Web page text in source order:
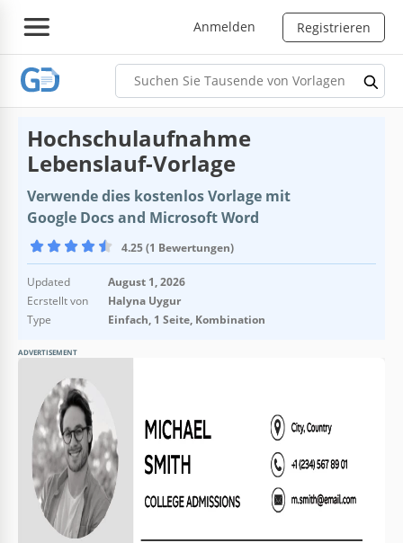
Anmelden Registrieren
Hochschulaufnahme
Lebenslauf-Vorlage
Verwende dies kostenlos Vorlage mit
Google Docs and Microsoft Word
4.25 (1 Bewertungen)
Updated
August 1, 2026
Ecrstellt von
Halyna Uygur
Type
Einfach, 1 Seite, Kombination
ADVERTISEMENT